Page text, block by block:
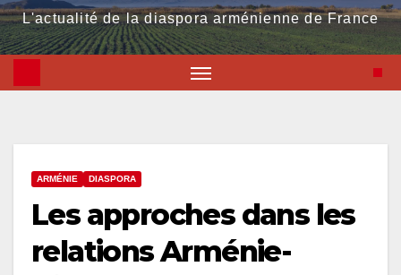
L'actualité de la diaspora arménienne de France
ARMÉNIE DIASPORA
Les approches dans les
relations Arménie-